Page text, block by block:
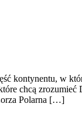
kontynentu, w
chcą
Polarna […]